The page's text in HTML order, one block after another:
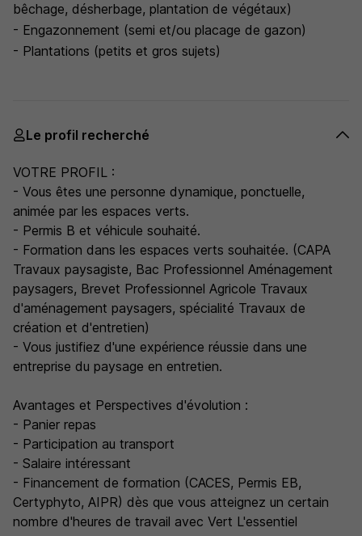
bêchage, désherbage, plantation de végétaux)
- Engazonnement (semi et/ou placage de gazon)
- Plantations (petits et gros sujets)
Le profil recherché
VOTRE PROFIL :
- Vous êtes une personne dynamique, ponctuelle,
animée par les espaces verts.
- Permis B et véhicule souhaité.
- Formation dans les espaces verts souhaitée. (CAPA
Travaux paysagiste, Bac Professionnel Aménagement
paysagers, Brevet Professionnel Agricole Travaux
d'aménagement paysagers, spécialité Travaux de
création et d'entretien)
- Vous justifiez d'une expérience réussie dans une
entreprise du paysage en entretien.
Avantages et Perspectives d'évolution :
- Panier repas
- Participation au transport
- Salaire intéressant
- Financement de formation (CACES, Permis EB,
Certyphyto, AIPR) dès que vous atteignez un certain
nombre d'heures de travail avec Vert L'essentiel